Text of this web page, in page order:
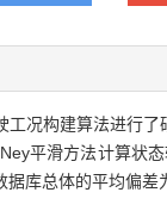
工况构建算法进行
平滑方法计算状
库总体的平均偏